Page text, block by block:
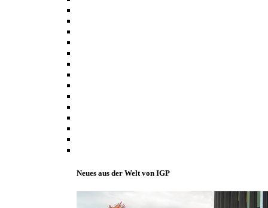
Neues aus der Welt von IGP